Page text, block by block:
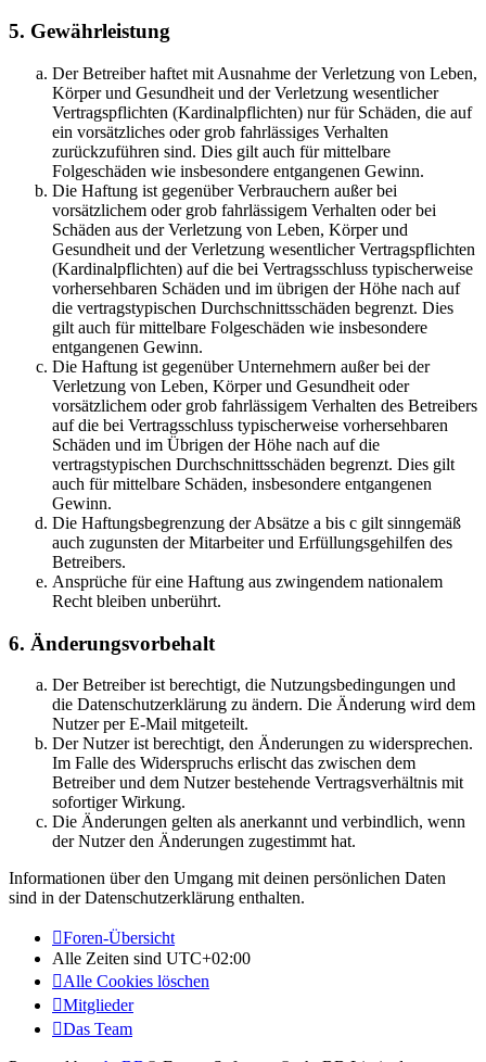
5. Gewährleistung
Der Betreiber haftet mit Ausnahme der Verletzung von Leben,
Körper und Gesundheit und der Verletzung wesentlicher
Vertragspflichten (Kardinalpflichten) nur für Schäden, die auf
ein vorsätzliches oder grob fahrlässiges Verhalten
zurückzuführen sind. Dies gilt auch für mittelbare
Folgeschäden wie insbesondere entgangenen Gewinn.
Die Haftung ist gegenüber Verbrauchern außer bei
vorsätzlichem oder grob fahrlässigem Verhalten oder bei
Schäden aus der Verletzung von Leben, Körper und
Gesundheit und der Verletzung wesentlicher Vertragspflichten
(Kardinalpflichten) auf die bei Vertragsschluss typischerweise
vorhersehbaren Schäden und im übrigen der Höhe nach auf
die vertragstypischen Durchschnittsschäden begrenzt. Dies
gilt auch für mittelbare Folgeschäden wie insbesondere
entgangenen Gewinn.
Die Haftung ist gegenüber Unternehmern außer bei der
Verletzung von Leben, Körper und Gesundheit oder
vorsätzlichem oder grob fahrlässigem Verhalten des Betreibers
auf die bei Vertragsschluss typischerweise vorhersehbaren
Schäden und im Übrigen der Höhe nach auf die
vertragstypischen Durchschnittsschäden begrenzt. Dies gilt
auch für mittelbare Schäden, insbesondere entgangenen
Gewinn.
Die Haftungsbegrenzung der Absätze a bis c gilt sinngemäß
auch zugunsten der Mitarbeiter und Erfüllungsgehilfen des
Betreibers.
Ansprüche für eine Haftung aus zwingendem nationalem
Recht bleiben unberührt.
6. Änderungsvorbehalt
Der Betreiber ist berechtigt, die Nutzungsbedingungen und
die Datenschutzerklärung zu ändern. Die Änderung wird dem
Nutzer per E-Mail mitgeteilt.
Der Nutzer ist berechtigt, den Änderungen zu widersprechen.
Im Falle des Widerspruchs erlischt das zwischen dem
Betreiber und dem Nutzer bestehende Vertragsverhältnis mit
sofortiger Wirkung.
Die Änderungen gelten als anerkannt und verbindlich, wenn
der Nutzer den Änderungen zugestimmt hat.
Informationen über den Umgang mit deinen persönlichen Daten
sind in der Datenschutzerklärung enthalten.
Foren-Übersicht
Alle Zeiten sind UTC+02:00
Alle Cookies löschen
Mitglieder
Das Team